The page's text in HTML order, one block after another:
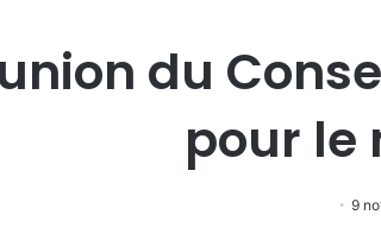
du
pour le
9